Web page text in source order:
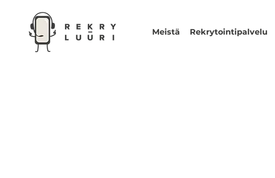
Meistä Rekrytointipalvelu